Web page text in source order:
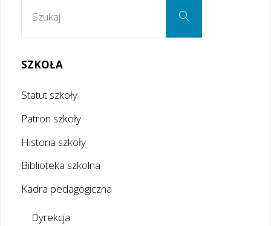
Szukaj
SZKOŁA
Statut szkoły
Patron szkoły
Historia szkoły
Biblioteka szkolna
Kadra pedagogiczna
Dyrekcja